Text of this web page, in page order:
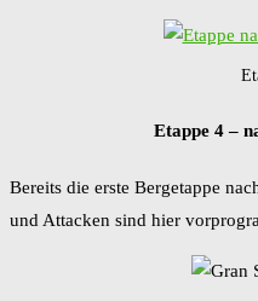
Etappe 4 –
Bereits die erste Bergetappe
und Attacken sind hier